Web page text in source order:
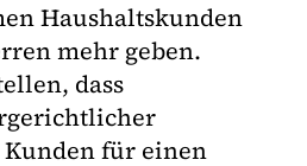
Haushaltskunden
mehr geben.
dass
Kunden für einen